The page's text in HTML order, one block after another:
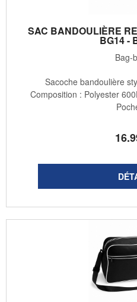
SAC BANDOULIÈRE
BG14 -
Bag-
16
Sacoche bandoulière
Composition : Polyester